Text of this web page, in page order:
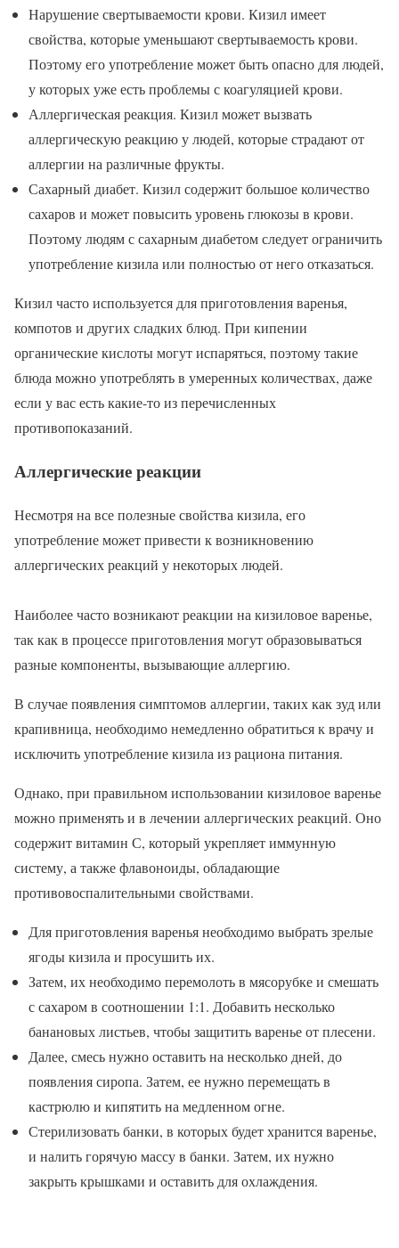
Нарушение свертываемости крови. Кизил имеет
свойства, которые уменьшают свертываемость крови.
Поэтому его употребление может быть опасно для людей,
у которых уже есть проблемы с коагуляцией крови.
Аллергическая реакция. Кизил может вызвать
аллергическую реакцию у людей, которые страдают от
аллергии на различные фрукты.
Сахарный диабет. Кизил содержит большое количество
сахаров и может повысить уровень глюкозы в крови.
Поэтому людям с сахарным диабетом следует ограничить
употребление кизила или полностью от него отказаться.
Кизил часто используется для приготовления варенья,
компотов и других сладких блюд. При кипении
органические кислоты могут испаряться, поэтому такие
блюда можно употреблять в умеренных количествах, даже
если у вас есть какие-то из перечисленных
противопоказаний.
Аллергические реакции
Несмотря на все полезные свойства кизила, его
употребление может привести к возникновению
аллергических реакций у некоторых людей.
Наиболее часто возникают реакции на кизиловое варенье,
так как в процессе приготовления могут образовываться
разные компоненты, вызывающие аллергию.
В случае появления симптомов аллергии, таких как зуд или
крапивница, необходимо немедленно обратиться к врачу и
исключить употребление кизила из рациона питания.
Однако, при правильном использовании кизиловое варенье
можно применять и в лечении аллергических реакций. Оно
содержит витамин С, который укрепляет иммунную
систему, а также флавоноиды, обладающие
противовоспалительными свойствами.
Для приготовления варенья необходимо выбрать зрелые
ягоды кизила и просушить их.
Затем, их необходимо перемолоть в мясорубке и смешать
с сахаром в соотношении 1:1. Добавить несколько
банановых листьев, чтобы защитить варенье от плесени.
Далее, смесь нужно оставить на несколько дней, до
появления сиропа. Затем, ее нужно перемещать в
кастрюлю и кипятить на медленном огне.
Стерилизовать банки, в которых будет хранится варенье,
и налить горячую массу в банки. Затем, их нужно
закрыть крышками и оставить для охлаждения.